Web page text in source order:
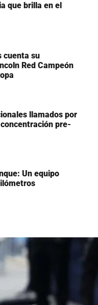
que brilla en el
cuenta su
Red Campeón
llamados por
pre-
Un equipo